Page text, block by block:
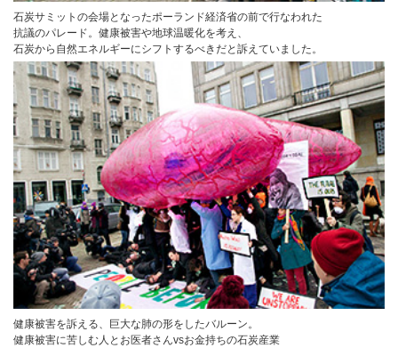
石炭サミットの会場となったポーランド経済省の前で行なわれた
抗議のパレード。健康被害や地球温暖化を考え、
石炭から自然エネルギーにシフトするべきだと訴えていました。
健康被害を訴える、巨大な肺の形をしたバルーン。
健康被害に苦しむ人とお医者さんvsお金持ちの石炭産業